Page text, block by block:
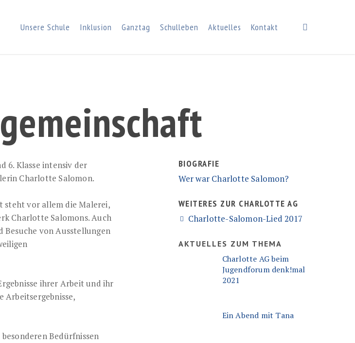
Unsere Schule Inklusion Ganztag Schulleben Aktuelles Kontakt
6. Klasse intensiv der
Charlotte Salomon.
vor allem die Malerei,
Charlotte Salomons. Auch
Besuche von Ausstellungen
ihrer Arbeit und ihr
Arbeitsergebnisse,
Bedürfnissen
BIOGRAFIE
Wer war Charlotte Salomon?
WEITERES ZUR CHARLOTTE AG
Charlotte-Salomon-Lied 2017
AKTUELLES ZUM THEMA
Charlotte AG beim
Jugendforum denk!mal
2021
Ein Abend mit Tana